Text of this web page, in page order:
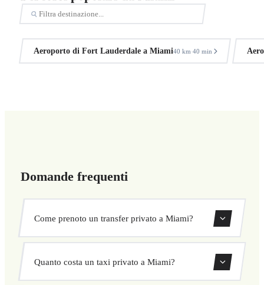
Aeroporto di Fort Lauderdale a Miami40 km·40 min
Domande frequenti
Come prenoto un transfer privato a Miami?
confermare subito il tuo transfer. Scegli ritiro e
Quanto costa un taxi privato a Miami?